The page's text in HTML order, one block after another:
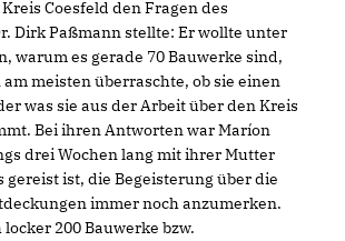
Coesfeld den Fragen des
Dirk Paßmann stellte: Er wollte unter
warum es gerade 70 Bauwerke sind,
meisten überraschte, ob sie einen
was sie aus der Arbeit über den Kreis
Bei ihren Antworten war Maríon
drei Wochen lang mit ihrer Mutter
gereist ist, die Begeisterung über die
immer noch anzumerken.
200 Bauwerke bzw.